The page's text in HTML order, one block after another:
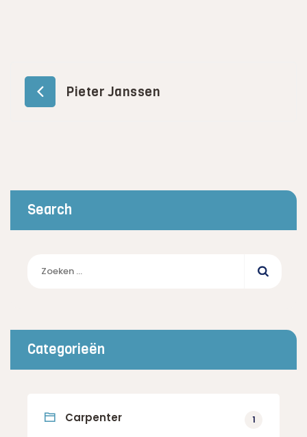
Bericht
Pieter Janssen
Search
naar:
Categorieën
Carpenter 1